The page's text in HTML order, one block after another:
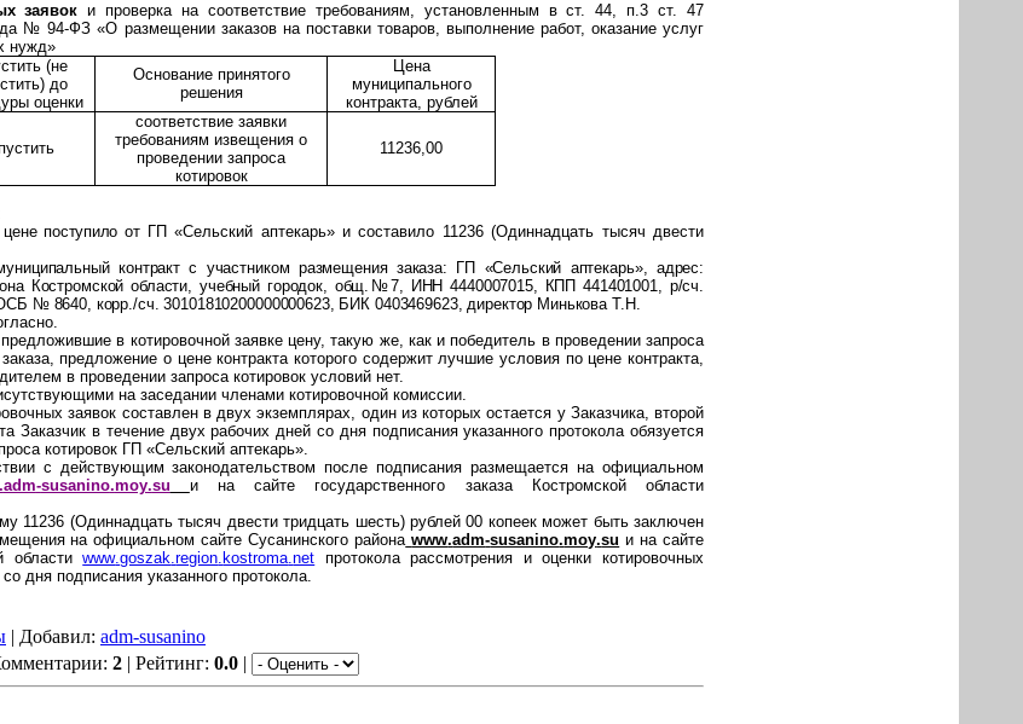
заявоки проверка на соответствие требованиям, установленным в ст. 44, п.3 ст. 47
№ 94-ФЗ «О размещении заказов на поставки товаров, выполнение работ, оказание услуг
нужд»
(не
до
оценки
Основание принятого
решения
Цена
муниципального
контракта, рублей
соответствие заявки
требованиям извещения о
проведении запроса
котировок
11236,00
поступило от ГП «Сельский аптекарь» и составило 11236 (Одиннадцать тысяч двести
контракт с участником размещения заказа:
ГП «Сельский аптекарь», адрес:
Костромской области, учебный городок, общ.№7, ИНН 4440007015, КПП 441401001, р/сч.
№ 8640, корр./сч. 30101810200000000623, БИК 0403469623, директор Минькова Т.Н.
в котировочной заявке цену, такую же, как и победитель в проведении запроса
предложение о цене контракта которого содержит лучшие условия по цене контракта,
в проведении запроса котировок условий нет.
на заседании членами котировочной комиссии.
заявок составлен в двух экземплярах, один из которых остается у Заказчика, второй
Заказчик в течение двух рабочих дней со дня подписания указанного протокола обязуется
котировок ГП «Сельский аптекарь».
с действующим законодательством после подписания размещается на официальном
adm-susanino.moy.su ина сайте государственного заказа Костромской области
11236 (Одиннадцать тысяч двести тридцать шесть) рублей 00 копеекможет быть заключен
на официальном сайте Сусанинского района www.adm-susanino.moy.su и на сайте
областиwww.goszak.region. kostroma.net протокола рассмотрения и оценки котировочных
дня подписания указанного протокола.
| Добавил: adm-susanino
2 | Рейтинг: 0.0 |